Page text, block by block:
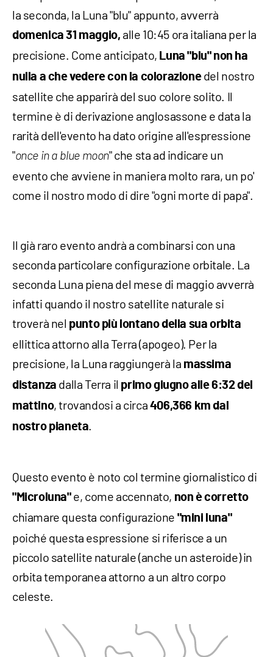
la seconda, la Luna "blu" appunto, avverrà
domenica 31 maggio, alle 10:45 ora italiana per la
precisione. Come anticipato, Luna "blu" non ha
nulla a che vedere con la colorazionedel nostro
satellite che apparirà del suo colore solito. Il
termine è di derivazione anglosassone e data la
rarità dell'evento ha dato origine all'espressione
"once in a blue moon" che sta ad indicare un
evento che avviene in maniera molto rara, un po'
come il nostro modo di dire "ogni morte di papa".
Il già raro evento andrà a combinarsi con una
seconda particolare configurazione orbitale. La
seconda Luna piena del mese di maggio avverrà
infatti quando il nostro satellite naturale si
troverà nel punto più lontano della sua orbita
ellittica attorno alla Terra (apogeo). Per la
precisione, la Luna raggiungerà la massima
distanza dalla Terra il primo giugno alle 6:32 del
mattino, trovandosi a circa 406,366 km dal
nostro pianeta.
Questo evento è noto col termine giornalistico di
"Microluna" e, come accennato, non è corretto
chiamare questa configurazione "mini luna"
poiché questa espressione si riferisce a un
piccolo satellite naturale (anche un asteroide) in
orbita temporanea attorno a un altro corpo
celeste.